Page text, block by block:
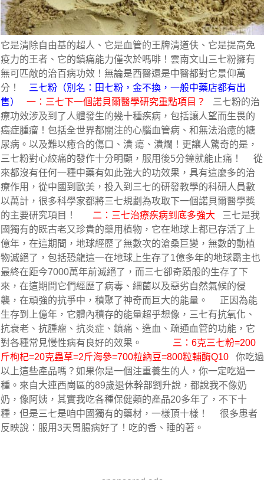
它是清除自由基的超人、它是血管的王牌清道伕、它是提高免
疫力的王者、它的鎮痛能力僅次於嗎啡！雲南文山三七粉擁有
無可匹敵的治百病功效！無論是西醫還是中醫都對它景仰萬
分！ 三七粉（別名：田七粉，金不換，一般中藥店都有出
售）
一：三七下一個諾貝爾醫學研究重點項目？
三七粉的治
療功效涉及到了人體發生的幾十種疾病，包括讓人望而生畏的
癌症腫瘤！包括全世界都關注的心腦血管病、和無法治癒的糖
尿病。以及難以癒合的傷口、潰 瘍、潰爛！更讓人驚奇的是，
三七粉對心絞痛的發作十分明顯，服用後5分鐘就能止痛！     從
來都沒有任何一種中藥有如此強大的功效果，具有這麼多的治
療作用，從中國到歐美，投入到三七的研發教學的科研人員數
以萬計，很多科學家都將三七規劃為攻取下一個諾貝爾醫學獎
的主要研究項目！ 二：三七治療疾病到底多強大 三七是我
國獨有的既古老又珍貴的藥用植物，它在地球上都已存活了上
億年，在這期間，地球經歷了無數次的滄桑巨變，無數的動植
物滅絕了，包括恐龍這一在地球上生存了1億多年的地球霸主也
最終在距今7000萬年前滅絕了，而三七卻奇蹟般的生存了下
來，在這期間它們經歷了病毒、細菌以及惡劣自然氣候的侵
襲，在頑強的抗爭中，積聚了神奇而巨大的能量。     正因為能
生存到上億年，它體內積存的能量超乎想像，三七有抗氧化、
抗衰老、抗腫瘤、抗炎症、鎮痛、造血、疏通血管的功能，它
對各種常見慢性病有良好的效果。
三：6克三七粉=200
斤枸杞=20克蟲草=2斤海參=700粒納豆=800粒輔酶Q10 你吃過
以上這些產品嗎？如果你是一個注重養生的人，你一定吃過一
種。來自大連西崗區的89歲退休幹部劉升說，都說我不像奶
奶，像阿姨，其實我吃各種保健類的產品20多年了，不下十
種，但是三七是咱中國獨有的藥材，一樣頂十樣！     很多患者
反映說：服用3天胃腸病好了！吃的香、睡的著。